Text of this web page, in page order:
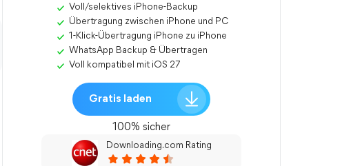
Voll/selektives iPhone-Backup
Übertragung zwischen iPhone und PC
1-Klick-Übertragung iPhone zu iPhone
WhatsApp Backup & Übertragen
Voll kompatibel mit iOS 27
Gratis laden
100% sicher
Downloading.com Rating